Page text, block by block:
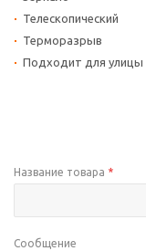
Телескопический
Терморазрыв
Подходит для улицы
Название товара *
Сообщение